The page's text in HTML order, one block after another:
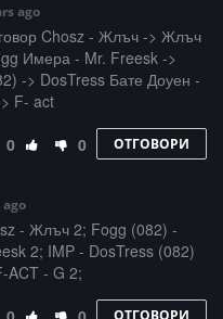
ago
Chosz - Жлъч -> Жлъч
Имера - Mr. Freesk ->
-> DosTress Бате Доуен -
F- act
0 0 ОТГОВОРИ
ago
- Жлъч 2; Fogg (082) -
2; IMP - DosTress (082)
ACT - G 2;
ОТГОВОРИ